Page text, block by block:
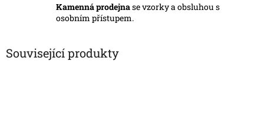
Kamenná prodejnase vzorky a obsluhou s
osobním přístupem.
Související produkty